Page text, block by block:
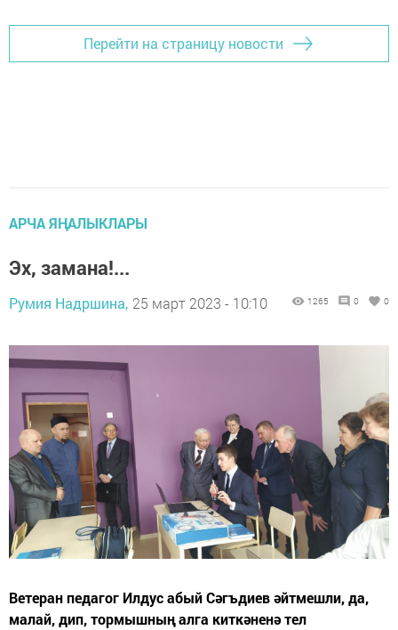
Перейти на страницу новости
АРЧА ЯҢАЛЫКЛАРЫ
Эх, замана!...
Румия Надршина, 25 март 2023 - 10:10 1265 0 0
Ветеран педагог Илдус абый Сәгъдиев әйтмешли, да,
малай, дип, тормышның алга киткәненә тел